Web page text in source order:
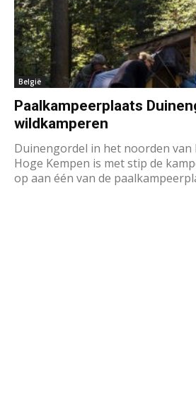
België
Paalkampeerplaats
wildkamperen
Duinengordel in het noorden
Hoge Kempen is met stip de
op aan één van de